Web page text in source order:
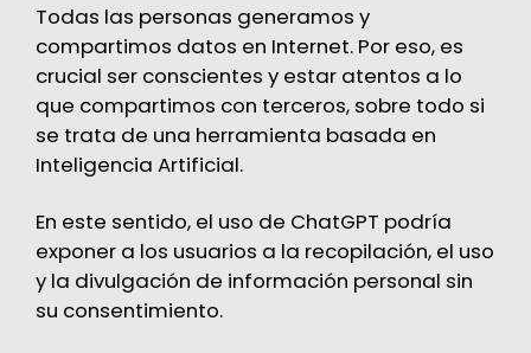
Todas las personas generamos y
compartimos datos en Internet. Por eso, es
crucial ser conscientes y estar atentos a lo
que compartimos con terceros, sobre todo si
se trata de una herramienta basada en
Inteligencia Artificial.
En este sentido, el uso de ChatGPT podría
exponer a los usuarios a la recopilación, el uso
y la divulgación de información personal sin
su consentimiento.